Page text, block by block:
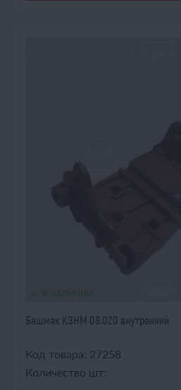
В НАЛИЧИИ
Башмак КЗНМ 08.020 внутренний
Код товара: 27258
Количество шт: